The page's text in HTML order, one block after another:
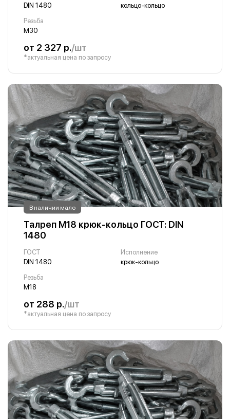
DIN 1480
кольцо-кольцо
Резьба
М30
от 2 327 р./шт
*актуальная цена по запросу
В наличии мало
Талреп М18 крюк-кольцо ГОСТ: DIN
1480
ГОСТ
DIN 1480
Исполнение
крюк-кольцо
Резьба
М18
от 288 р./шт
*актуальная цена по запросу